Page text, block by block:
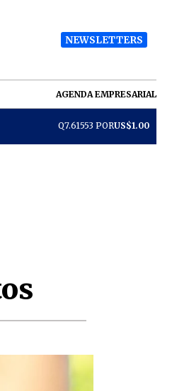
NEWSLETTERS
AGENDA EMPRESARIAL
Q7.61553 PORUS$1.00